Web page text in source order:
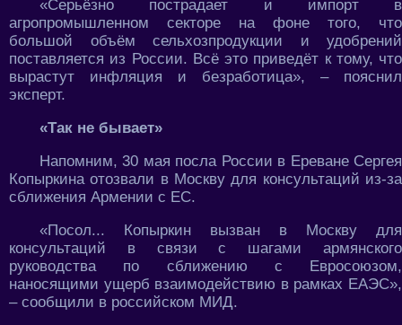
«Серьёзно пострадает и импорт в
агропромышленном секторе на фоне того, что
большой объём сельхозпродукции и удобрений
поставляется из России. Всё это приведёт к тому, что
вырастут инфляция и безработица», – пояснил
эксперт.
«Так не бывает»
Напомним, 30 мая посла России в Ереване Сергея
Копыркина отозвали в Москву для консультаций из-за
сближения Армении с ЕС.
«Посол... Копыркин вызван в Москву для
консультаций в связи с шагами армянского
руководства по сближению с Евросоюзом,
наносящими ущерб взаимодействию в рамках ЕАЭС»,
– сообщили в российском МИД.